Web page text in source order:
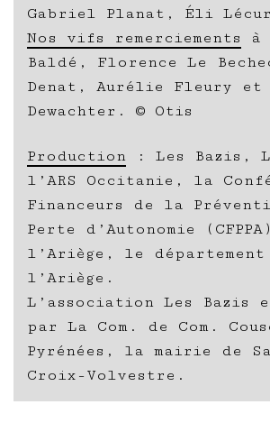
Gabriel Planat, Éli
Nos vifs remerciements à
Baldé, Florence Le
Denat, Aurélie Fleury et
Dewachter. © Otis
Production : Les Bazis,
l’ARS Occitanie, la
Financeurs de la
Perte d’Autonomie
l’Ariège, le département
l’Ariège.
L’association Les Bazis
par La Com. de Com.
Pyrénées, la mairie de
Croix-Volvestre.